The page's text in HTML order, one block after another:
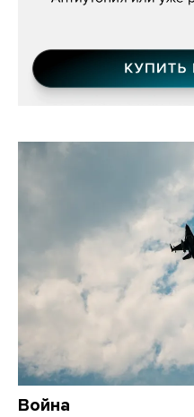
Война